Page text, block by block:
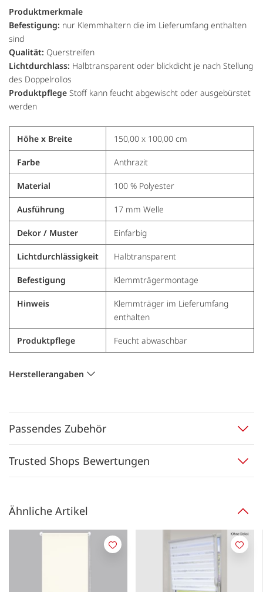
Produktmerkmale
Befestigung: nur Klemmhaltern die im Lieferumfang enthalten
sind
Qualität: Querstreifen
Lichtdurchlass: Halbtransparent oder blickdicht je nach Stellung
des Doppelrollos
Produktpflege Stoff kann feucht abgewischt oder ausgebürstet
werden
Höhe x Breite 150,00 x 100,00 cm
Farbe Anthrazit
Material 100 % Polyester
Ausführung 17 mm Welle
Dekor / Muster Einfarbig
Lichtdurchlässigkeit Halbtransparent
Befestigung Klemmträgermontage
Hinweis
Klemmträger im Lieferumfang
enthalten
Produktpflege Feucht abwaschbar
Herstellerangaben
Passendes Zubehör
Trusted Shops Bewertungen
Ähnliche Artikel
Merken